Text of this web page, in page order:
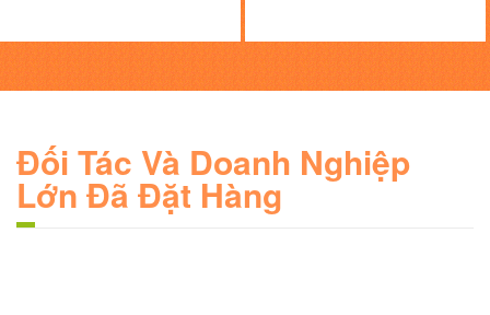
Đối Tác Và Doanh Nghiệp
Lớn Đã Đặt Hàng